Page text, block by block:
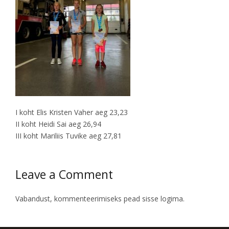
I koht Elis Kristen Vaher aeg 23,23
II koht Heidi Sai aeg 26,94
III koht Mariliis Tuvike aeg 27,81
Leave a Comment
Vabandust, kommenteerimiseks pead sisse logima.